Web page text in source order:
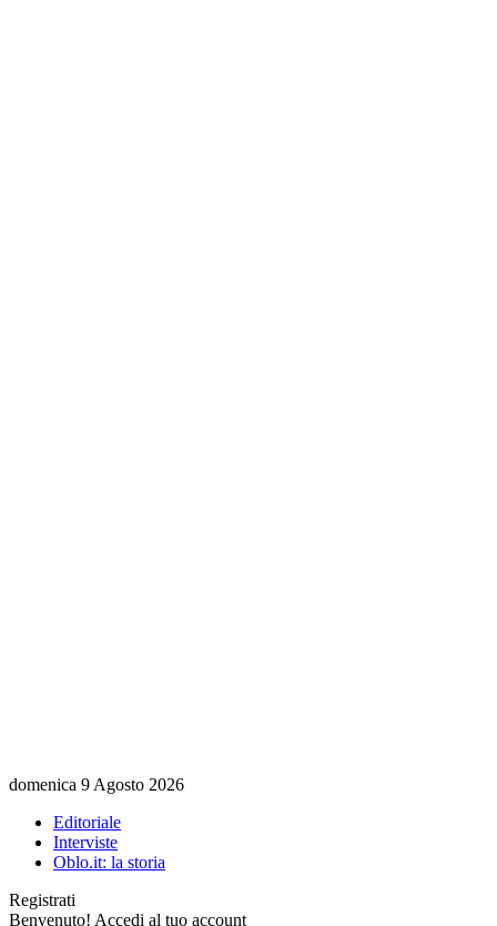
domenica 9 Agosto 2026
Editoriale
Interviste
Oblo.it: la storia
Registrati
Benvenuto! Accedi al tuo account